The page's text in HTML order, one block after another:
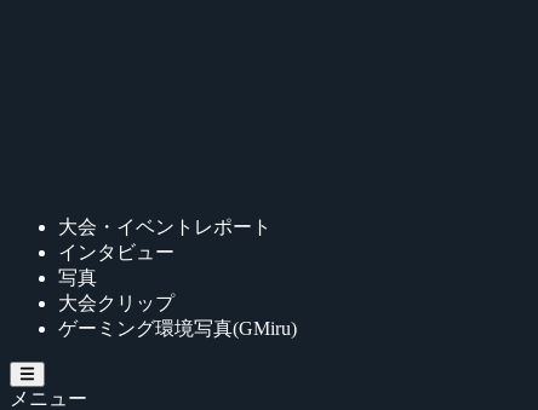
大会・イベントレポート
インタビュー
写真
大会クリップ
ゲーミング環境写真(GMiru)
メニュー